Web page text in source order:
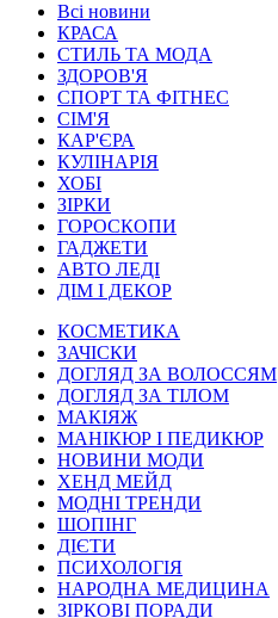
Всі новини
КРАСА
СТИЛЬ ТА МОДА
ЗДОРОВ'Я
СПОРТ ТА ФІТНЕС
СІМ'Я
КАР'ЄРА
КУЛІНАРІЯ
ХОБІ
ЗІРКИ
ГОРОСКОПИ
ГАДЖЕТИ
АВТО ЛЕДІ
ДІМ І ДЕКОР
КОСМЕТИКА
ЗАЧІСКИ
ДОГЛЯД ЗА ВОЛОССЯМ
ДОГЛЯД ЗА ТІЛОМ
МАКІЯЖ
МАНІКЮР І ПЕДИКЮР
НОВИНИ МОДИ
ХЕНД МЕЙД
МОДНІ ТРЕНДИ
ШОПІНГ
ДІЄТИ
ПСИХОЛОГІЯ
НАРОДНА МЕДИЦИНА
ЗІРКОВІ ПОРАДИ